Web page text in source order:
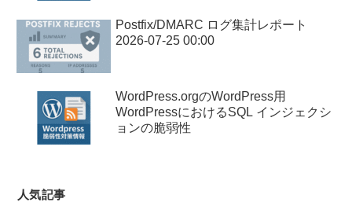
Postfix/DMARC ログ集計レポート
2026-07-25 00:00
WordPress.orgのWordPress用
WordPressにおけるSQL インジェクシ
ョンの脆弱性
人気記事